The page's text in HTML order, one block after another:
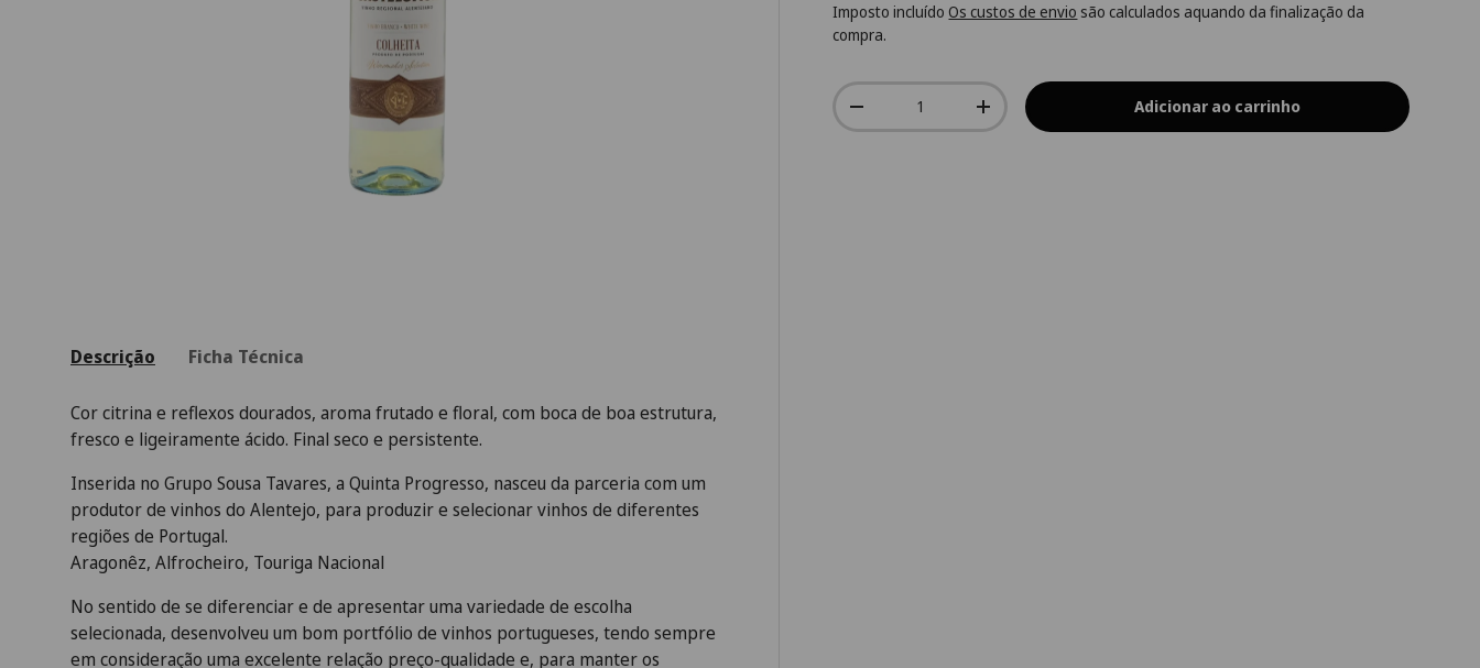
Imposto incluído Os custos de envio são calculados aquando da finalização da
compra.
Qtd.
-
+ Adicionar ao carrinho
Descrição Ficha Técnica
Cor citrina e reflexos dourados, aroma frutado e floral, com boca de boa estrutura,
fresco e ligeiramente ácido. Final seco e persistente.
Inserida no Grupo Sousa Tavares, a Quinta Progresso, nasceu da parceria com um
produtor de vinhos do Alentejo, para produzir e selecionar vinhos de diferentes
regiões de Portugal.
Aragonêz, Alfrocheiro, Touriga Nacional
No sentido de se diferenciar e de apresentar uma variedade de escolha
selecionada, desenvolveu um bom portfólio de vinhos portugueses, tendo sempre
em consideração uma excelente relação preço-qualidade e, para manter os